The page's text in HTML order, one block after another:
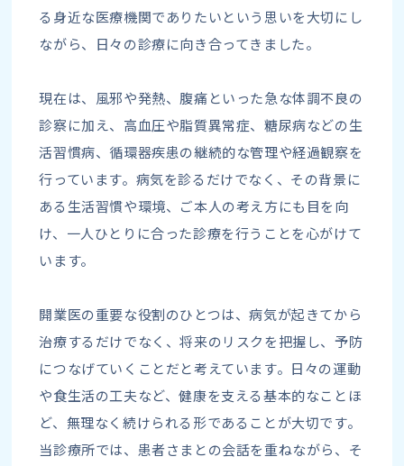
る身近な医療機関でありたいという思いを大切にし
ながら、日々の診療に向き合ってきました。
現在は、風邪や発熱、腹痛といった急な体調不良の
診察に加え、高血圧や脂質異常症、糖尿病などの生
活習慣病、循環器疾患の継続的な管理や経過観察を
行っています。病気を診るだけでなく、その背景に
ある生活習慣や環境、ご本人の考え方にも目を向
け、一人ひとりに合った診療を行うことを心がけて
います。
開業医の重要な役割のひとつは、病気が起きてから
治療するだけでなく、将来のリスクを把握し、予防
につなげていくことだと考えています。日々の運動
や食生活の工夫など、健康を支える基本的なことほ
ど、無理なく続けられる形であることが大切です。
当診療所では、患者さまとの会話を重ねながら、そ